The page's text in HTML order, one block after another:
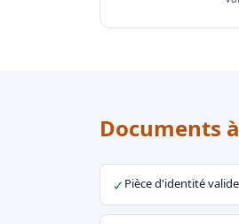
Documents
✓ Pièce d'identité